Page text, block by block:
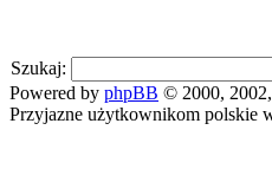
Szukaj:
Powered by phpBB © 2000,
Przyjazne użytkownikom polskie